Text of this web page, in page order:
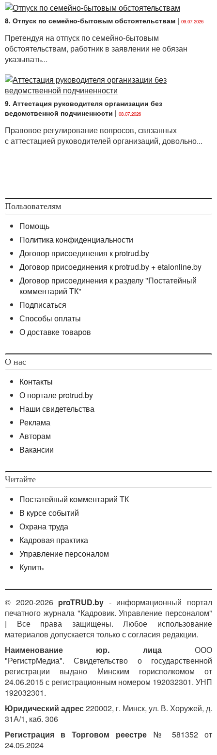
8. Отпуск по семейно-бытовым обстоятельствам | 09.07.2026
Претендуя на отпуск по семейно-бытовым
обстоятельствам, работник в заявлении не обязан
указывать...
9. Аттестация руководителя организации без
ведомственной подчиненности | 08.07.2026
Правовое регулирование вопросов, связанных
с аттестацией руководителей организаций, довольно...
Пользователям
Помощь
Политика конфиденциальности
Договор присоединения к protrud.by
Договор присоединения к protrud.by + etalonline.by
Договор присоединения к разделу "Постатейный
комментарий ТК"
Подписаться
Способы оплаты
О доставке товаров
О нас
Контакты
О портале protrud.by
Наши свидетельства
Реклама
Авторам
Вакансии
Читайте
Постатейный комментарий ТК
В курсе событий
Охрана труда
Кадровая практика
Управление персоналом
Купить
© 2020-2026 proTRUD.by - информационный портал
печатного журнала "Кадровик. Управление персоналом"
| Все права защищены. Любое использование
материалов допускается только с согласия редакции.
Наименование юр. лицаООО
"РегистрМедиа". Свидетельство о государственной
регистрации выдано Минским горисполкомом от
24.06.2015 с регистрационным номером 192032301. УНП
192032301.
Юридический адрес220002, г. Минск, ул. В. Хоружей, д.
31А/1, каб. 306
Регистрация в Торговом реестре № 581352 от
24.05.2024